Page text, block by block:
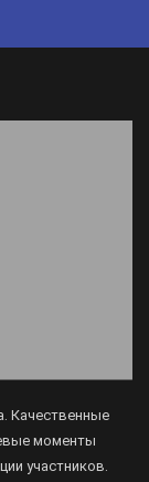
Качественные
моменты
участников.